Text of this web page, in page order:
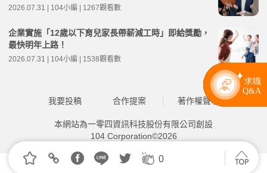
0
2026.07.31 | 104小編 | 1267觀看數
企業實施「12歲以下育兒家長帶薪減工時」即給獎勵，
最快明年上路！
2026.07.31 | 104小編 | 1538觀看數
我要投稿 合作提案 著作權聲明
本網站為一零四資訊科技股份有限公司創設
104 Corporation©2026